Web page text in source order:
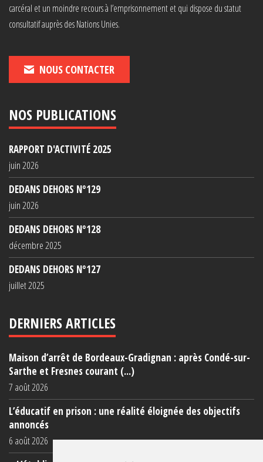
carcéral et un moindre recours à l’emprisonnement et qui dispose du statut
consultatif auprès des Nations Unies.
NOUS CONTACTER
NOS PUBLICATIONS
RAPPORT D'ACTIVITÉ 2025
juin 2026
DEDANS DEHORS N°129
juin 2026
DEDANS DEHORS N°128
décembre 2025
DEDANS DEHORS N°127
juillet 2025
DERNIERS ARTICLES
Maison d’arrêt de Bordeaux-Gradignan : après Condé-sur-
Sarthe et Fresnes courant (...)
7 août 2026
L’éducatif en prison : une réalité éloignée des objectifs
annoncés
6 août 2026